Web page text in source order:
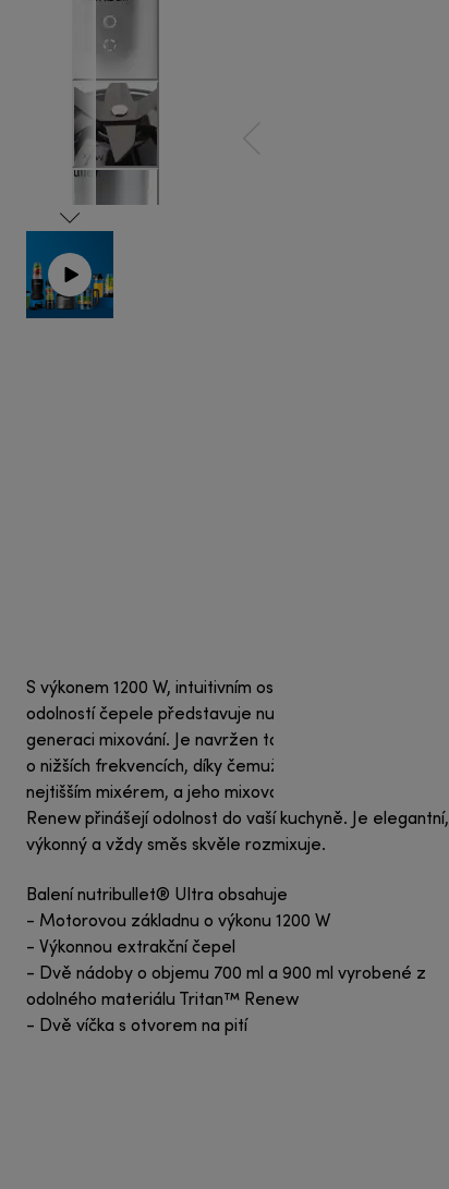
S výkonem 1200 W, intuitivním osvětlením a zvýšenou
odolností čepele představuje nutribullet® Ultra novou
generaci mixování. Je navržen tak, aby produkoval zvuk
o nižších frekvencích, díky čemuž je naším dosud
nejtišším mixérem, a jeho mixovací nádoby Tritan™
Renew přinášejí odolnost do vaší kuchyně. Je elegantní,
výkonný a vždy směs skvěle rozmixuje.
Balení nutribullet® Ultra obsahuje
- Motorovou základnu o výkonu 1200 W
- Výkonnou extrakční čepel
- Dvě nádoby o objemu 700 ml a 900 ml vyrobené z
odolného materiálu Tritan™ Renew
- Dvě víčka s otvorem na pití